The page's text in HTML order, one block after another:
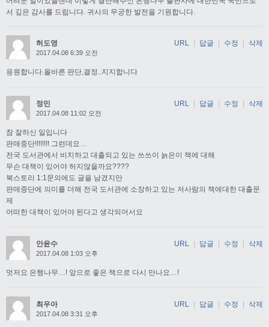
서 깊은 감사를 드립니다. 귀사의 무궁한 발전을 기원합니다.
허도영
2017.04.08 6:39 오전
응원합니다.올바른 판단,결정..지지합니다
URL 답글 수정 삭제
정민
2017.04.08 11:02 오전
참 잘하신 일입니다
판매중단!!!!!!!! 그런데요…
전국 도서관에서 비치하고 대출되고 있는 쓰쓰이 늙은이 책에 대해
무슨 대책이 있어야 하지않을까요????
북스토리 1:1문의에도 글을 남겼지만
판매중단에 의미를 더해 전국 도서관에 소장하고 있는 저사람의 책에대한 대출문
제
어떠한 대책이 있어야 된다고 생각되어서요
URL 답글 수정 삭제
안윤수
2017.04.08 1:03 오후
멋저요 은행나무…! 앞으로 좋은 책으로 다시 만나요…!
URL | 답글 | 수정 | 삭제
최우아
2017.04.08 3:31 오후
URL | 답글 | 수정 | 삭제